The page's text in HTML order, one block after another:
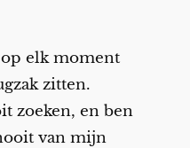
elk moment
zitten.
zoeken, en ben
van mijn